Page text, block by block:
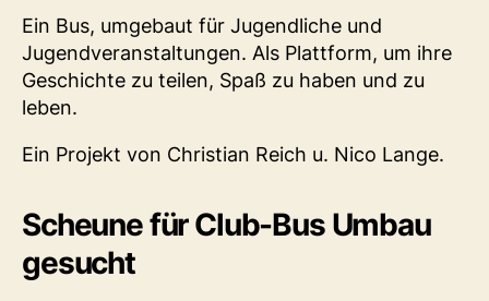
Ein Bus, umgebaut für Jugendliche und
Jugendveranstaltungen. Als Plattform, um ihre
Geschichte zu teilen, Spaß zu haben und zu
leben.
Ein Projekt von Christian Reich u. Nico Lange.
Scheune für Club-Bus Umbau
gesucht